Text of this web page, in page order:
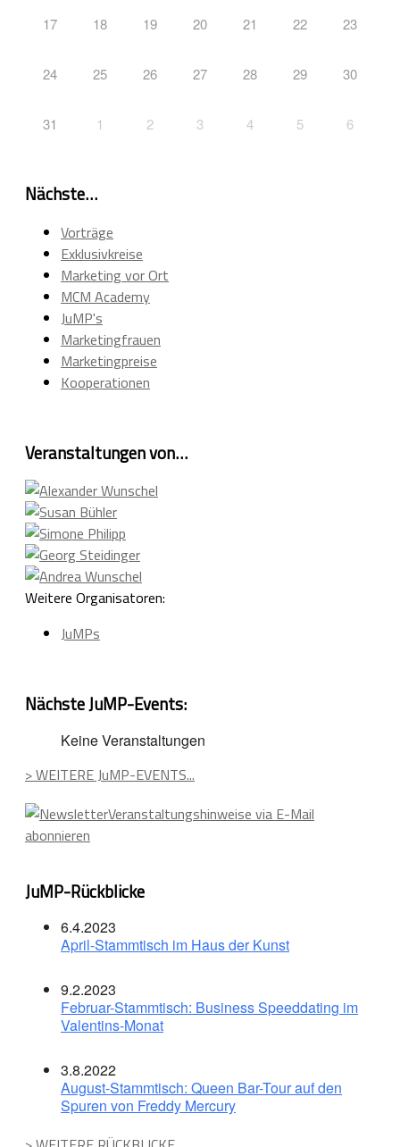
17 18 19 20 21 22 23
24 25 26 27 28 29 30
31 1 2 3 4 5 6
Nächste…
Vorträge
Exklusivkreise
Marketing vor Ort
MCM Academy
JuMP's
Marketingfrauen
Marketingpreise
Kooperationen
Veranstaltungen von…
Weitere Organisatoren:
JuMPs
Nächste JuMP-Events:
Keine Veranstaltungen
> WEITERE JuMP-EVENTS...
Veranstaltungshinweise via E-Mail
abonnieren
JuMP-Rückblicke
6.4.2023
April-Stammtisch im Haus der Kunst
9.2.2023
Februar-Stammtisch: Business Speeddating im
Valentins-Monat
3.8.2022
August-Stammtisch: Queen Bar-Tour auf den
Spuren von Freddy Mercury